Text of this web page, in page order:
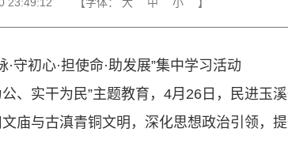
守初心·担使命·助发展”集中学习活动
、实干为民”主题教育，4月26日，民进玉
庙与古滇青铜文明，深化思想政治引领，